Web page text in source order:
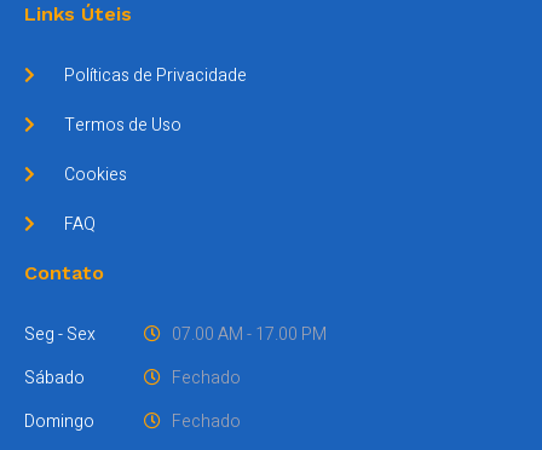
Links Úteis
Políticas de Privacidade
Termos de Uso
Cookies
FAQ
Contato
Seg - Sex
Sábado
Domingo
07.00 AM - 17.00 PM
Fechado
Fechado